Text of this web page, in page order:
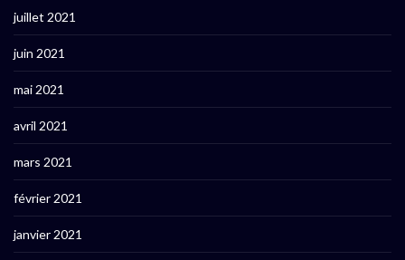
juillet 2021
juin 2021
mai 2021
avril 2021
mars 2021
février 2021
janvier 2021